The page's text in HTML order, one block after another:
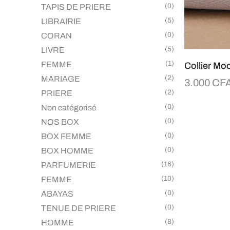
TAPIS DE PRIERE (0)
LIBRAIRIE (5)
CORAN (0)
LIVRE (5)
FEMME (1)
MARIAGE (2)
PRIERE (2)
Non catégorisé (0)
NOS BOX (0)
BOX FEMME (0)
BOX HOMME (0)
PARFUMERIE (16)
FEMME (10)
ABAYAS (0)
TENUE DE PRIERE (0)
HOMME (8)
Collier
3.000